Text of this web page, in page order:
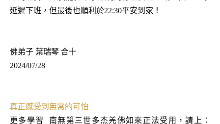
延遲下班，但最後也順利於22:30平安到家！
佛弟子 葉瑞琴 合十
2024/07/28
真正感受到無常的可怕
更多學習
南無第三世多杰羌佛如來正法受用，請上：